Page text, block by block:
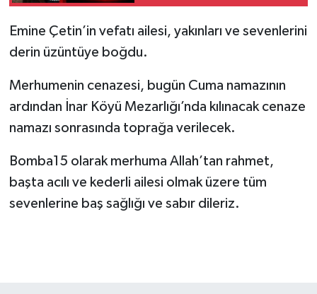
Emine Çetin’in vefatı ailesi, yakınları ve sevenlerini
derin üzüntüye boğdu.
Merhumenin cenazesi, bugün Cuma namazının
ardından İnar Köyü Mezarlığı’nda kılınacak cenaze
namazı sonrasında toprağa verilecek.
Bomba15 olarak merhuma Allah’tan rahmet,
başta acılı ve kederli ailesi olmak üzere tüm
sevenlerine baş sağlığı ve sabır dileriz.